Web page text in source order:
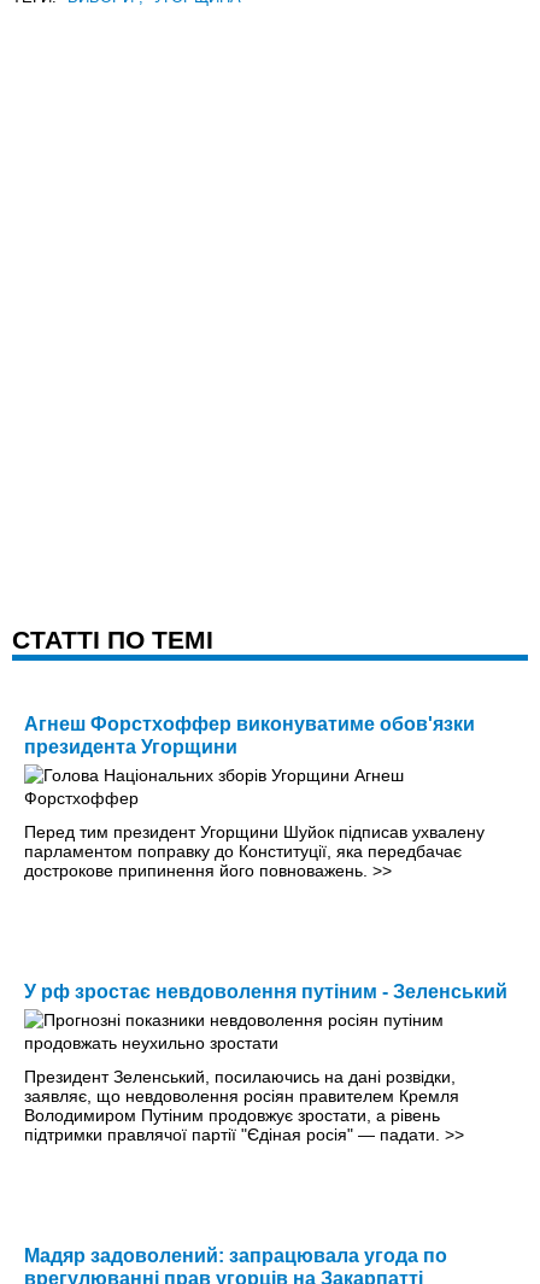
CТАТТІ ПО ТЕМІ
Агнеш Форстхоффер виконуватиме обов'язки
президента Угорщини
Перед тим президент Угорщини Шуйок підписав ухвалену
парламентом поправку до Конституції, яка передбачає
дострокове припинення його повноважень. >>
У рф зростає невдоволення путіним - Зеленський
Президент Зеленський, посилаючись на дані розвідки,
заявляє, що невдоволення росіян правителем Кремля
Володимиром Путіним продовжує зростати, а рівень
підтримки правлячої партії "Єдіная росія" — падати. >>
Мадяр задоволений: запрацювала угода по
врегулюванні прав угорців на Закарпатті